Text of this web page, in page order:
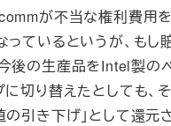
が不当な権利費用
っているというが、もし
後の生産品をIntel製の
に切り替えたとしても、
の引き下げ」として還元